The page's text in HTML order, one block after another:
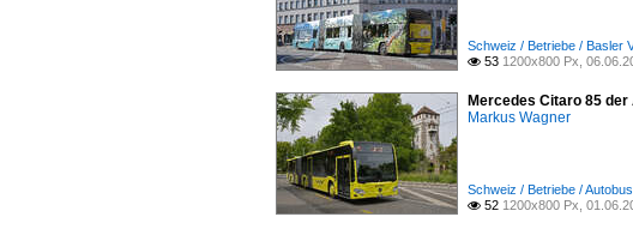
Schweiz / Betriebe / Basler
 53 1200x800 Px,
Mercedes Citaro 85
Markus Wagner
Schweiz / Betriebe /
 52 1200x800 Px,